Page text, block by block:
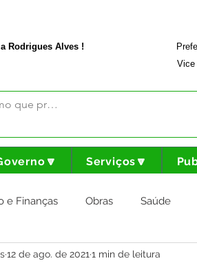
Rodrigues Alves !
Vice
Serviços🔽
e Finanças Obras Saúde
e Governo Cultura
12 de ago. de 2021 1 min de leitura